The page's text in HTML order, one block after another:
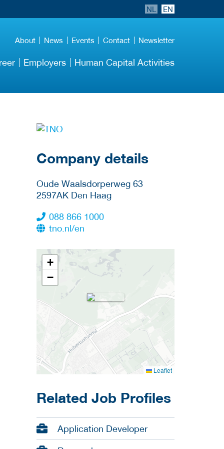
NL EN
About News Events Contact Newsletter
Employers Human Capital Activities
More Employer
Company details
Oude Waalsdorperweg 63
2597AK Den Haag
088 866 1000
tno.nl/en
+
−
Leaflet
Related Job Profiles
Application Developer